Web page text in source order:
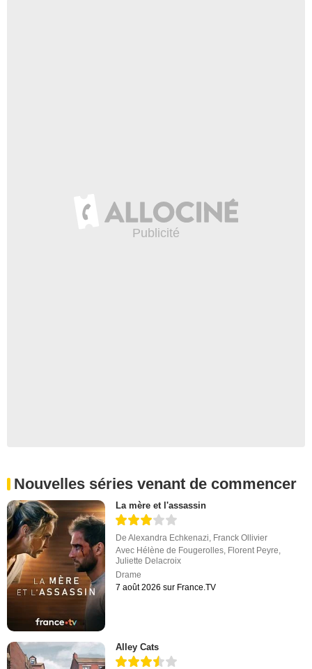
Nouvelles séries venant de commencer
La mère et l'assassin
DeAlexandra Echkenazi Franck Ollivier
Avec Hélène de Fougerolles Florent Peyre
Juliette Delacroix
Drame
7 août 2026 sur France.TV
Alley Cats